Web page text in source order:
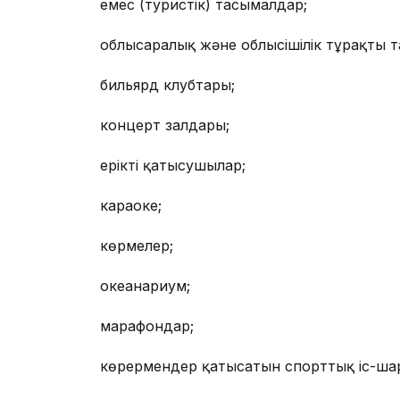
емес (туристік) тасымалдар;
облысаралық және облысішілік тұрақты
бильярд клубтары;
концерт залдары;
ерікті қатысушылар;
караоке;
көрмелер;
океанариум;
марафондар;
көрермендер қатысатын спорттық іс-